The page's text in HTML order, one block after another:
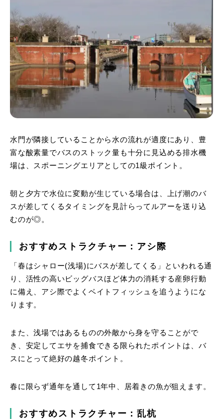
水門が隣接していることから水の流れが適度にあり、豊
富な酸素量でバスのストック量も十分に見込める排水機
場は、スポーニングエリアとしての1級ポイント。
朝と夕方で水位に変動が生じている場合は、上げ潮のバ
スが差してくるタイミングを見計らってルアーを送り込
むのが◎。
おすすめストラクチャー：アシ際
「春はシャロー(浅場)にバスが差してくる」といわれる通
り、活性の高いビッグバスほど体力の消耗する産卵行動
に備え、アシ際でよくベイトフィッシュを追うようにな
ります。
また、浅場ではあるものの外敵から身を守ることがで
き、安定してエサを捕食できる限られたポイントは、バ
スにとって絶好の越冬ポイント。
春に限らず通年を通して1年中、居着きの魚が狙えます。
おすすめストラクチャー：乱杭